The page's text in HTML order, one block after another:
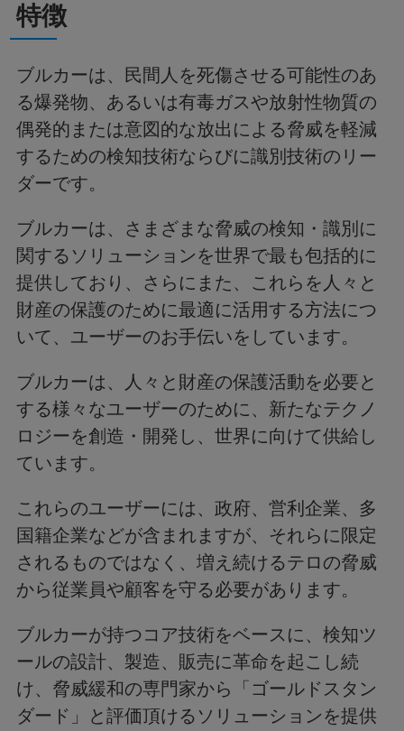
特徴
ブルカーは、民間人を死傷させる可能性のあ
る爆発物、あるいは有毒ガスや放射性物質の
偶発的または意図的な放出による脅威を軽減
するための検知技術ならびに識別技術のリー
ダーです。
ブルカーは、さまざまな脅威の検知・識別に
関するソリューションを世界で最も包括的に
提供しており、さらにまた、これらを人々と
財産の保護のために最適に活用する方法につ
いて、ユーザーのお手伝いをしています。
ブルカーは、人々と財産の保護活動を必要と
する様々なユーザーのために、新たなテクノ
ロジーを創造・開発し、世界に向けて供給し
ています。
これらのユーザーには、政府、営利企業、多
国籍企業などが含まれますが、それらに限定
されるものではなく、増え続けるテロの脅威
から従業員や顧客を守る必要があります。
ブルカーが持つコア技術をベースに、検知ツ
ールの設計、製造、販売に革命を起こし続
け、脅威緩和の専門家から「ゴールドスタン
ダード」と評価頂けるソリューションを提供